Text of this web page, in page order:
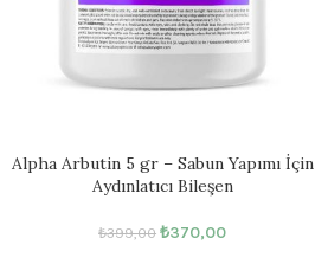
Alpha Arbutin 5 gr – Sabun Yapımı İçin
Aydınlatıcı Bileşen
₺399,00 ₺370,00